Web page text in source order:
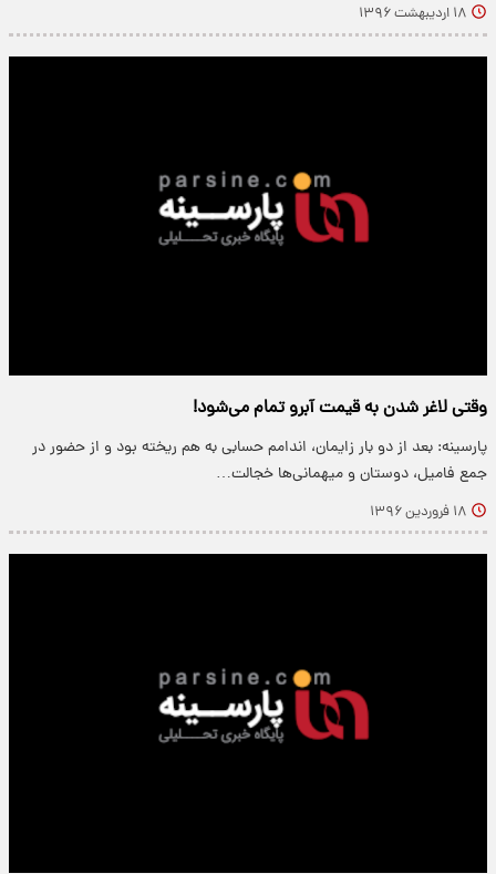
۱۸ اردیبهشت ۱۳۹۶
وقتی لاغر شدن به قیمت آبرو تمام می‌شود!
پارسینه: بعد از دو بار زایمان، اندامم حسابی به هم ریخته بود و از حضور در
جمع فامیل، دوستان و میهمانی‌ها خجالت…
۱۸ فروردین ۱۳۹۶